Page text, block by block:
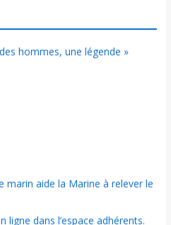
hommes, une légende »
marin aide la Marine à relever le
ligne dans l’espace adhérents.